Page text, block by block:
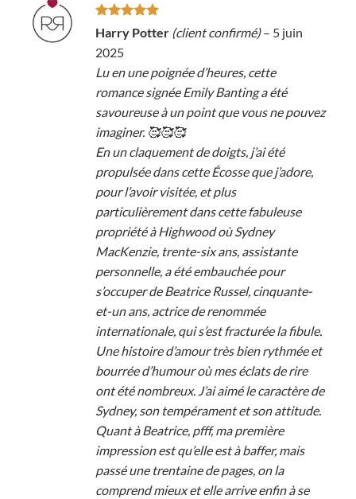
Note5 sur
5
Harry Potter (client confirmé) – 5 juin
2025
Lu en une poignée d’heures, cette
romance signée Emily Banting a été
savoureuse à un point que vous ne pouvez
imaginer. 🥰🥰🥰
En un claquement de doigts, j’ai été
propulsée dans cette Écosse que j’adore,
pour l’avoir visitée, et plus
particulièrement dans cette fabuleuse
propriété à Highwood où Sydney
MacKenzie, trente-six ans, assistante
personnelle, a été embauchée pour
s’occuper de Beatrice Russel, cinquante-
et-un ans, actrice de renommée
internationale, qui s’est fracturée la fibule.
Une histoire d’amour très bien rythmée et
bourrée d’humour où mes éclats de rire
ont été nombreux. J’ai aimé le caractère de
Sydney, son tempérament et son attitude.
Quant à Beatrice, pfff, ma première
impression est qu’elle est à baffer, mais
passé une trentaine de pages, on la
comprend mieux et elle arrive enfin à se